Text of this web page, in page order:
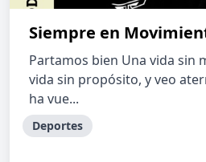
Siempre en
Partamos bien Una vida sin
vida sin propósito, y veo
ha vue...
Deportes